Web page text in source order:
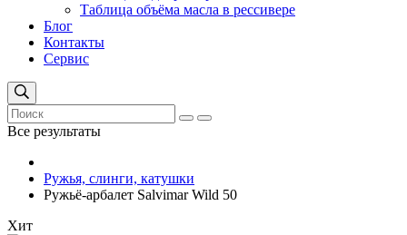
Таблица объёма масла в рессивере
Блог
Контакты
Сервис
Все результаты
Ружья, слинги, катушки
Ружьё-арбалет Salvimar Wild 50
Хит